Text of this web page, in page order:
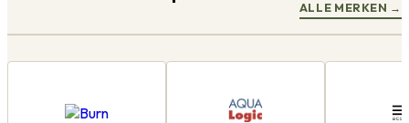
ALLE MERKEN →